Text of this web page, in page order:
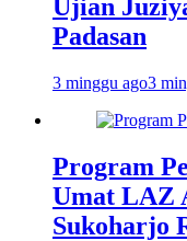
Ujian
Padasan
3 minggu ago3
Program
Umat LAZ
Sukoharjo